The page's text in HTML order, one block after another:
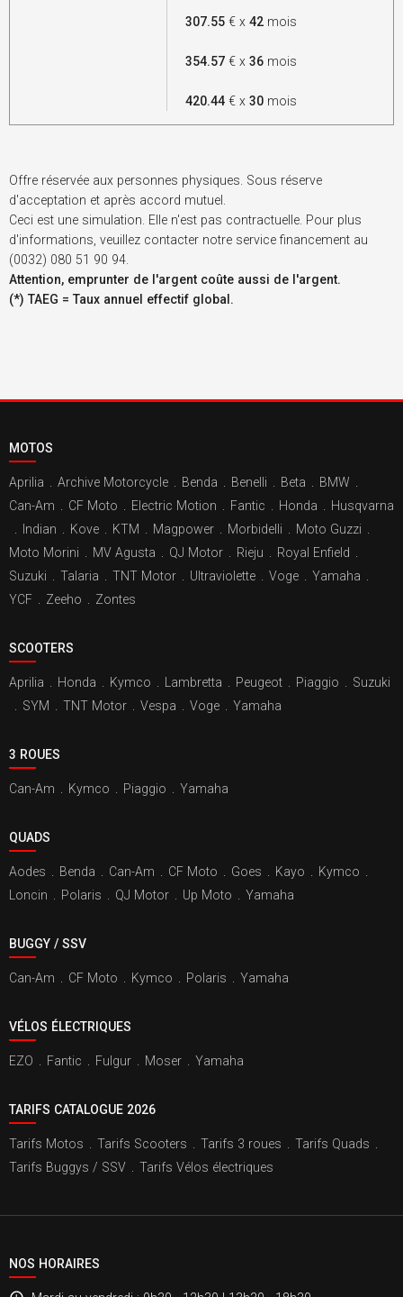
307.55 € x42 mois
354.57 € x36 mois
420.44 € x30 mois
Offre réservée aux personnes physiques. Sous réserve
d'acceptation et après accord mutuel.
Ceci est une simulation. Elle n'est pas contractuelle. Pour plus
d'informations, veuillez contacter notre service financement au
(0032) 080 51 90 94.
Attention, emprunter de l'argent coûte aussi de l'argent.
(*) TAEG = Taux annuel effectif global.
MOTOS
Aprilia Archive Motorcycle Benda Benelli Beta BMW
Can-Am
CF Moto Electric Motion Fantic Honda
Husqvarna
Indian Kove KTM Magpower Morbidelli Moto Guzzi
Moto Morini
MV Agusta QJ Motor Rieju Royal Enfield
Suzuki
Talaria TNT Motor Ultraviolette Voge Yamaha
YCF
Zeeho Zontes
SCOOTERS
Aprilia Honda Kymco Lambretta Peugeot Piaggio
Suzuki
SYM TNT Motor Vespa Voge Yamaha
3 ROUES
Can-Am Kymco Piaggio Yamaha
QUADS
Aodes Benda Can-Am CF Moto Goes Kayo Kymco
Loncin
Polaris QJ Motor Up Moto Yamaha
BUGGY / SSV
Can-Am CF Moto Kymco Polaris Yamaha
VÉLOS ÉLECTRIQUES
EZO Fantic Fulgur Moser Yamaha
TARIFS CATALOGUE 2026
Tarifs Motos Tarifs Scooters Tarifs 3 roues Tarifs Quads
Tarifs Buggys / SSV
Tarifs Vélos électriques
NOS HORAIRES